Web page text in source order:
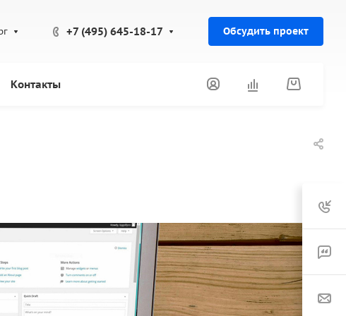
+7 (495) 645-18-17 Обсудить проект
Контакты